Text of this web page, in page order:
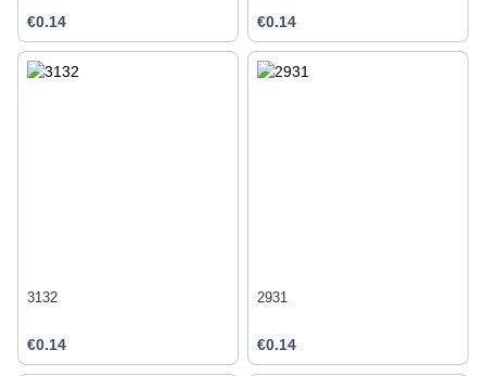
€0.14 €0.14
3132
€0.14
2931
€0.14